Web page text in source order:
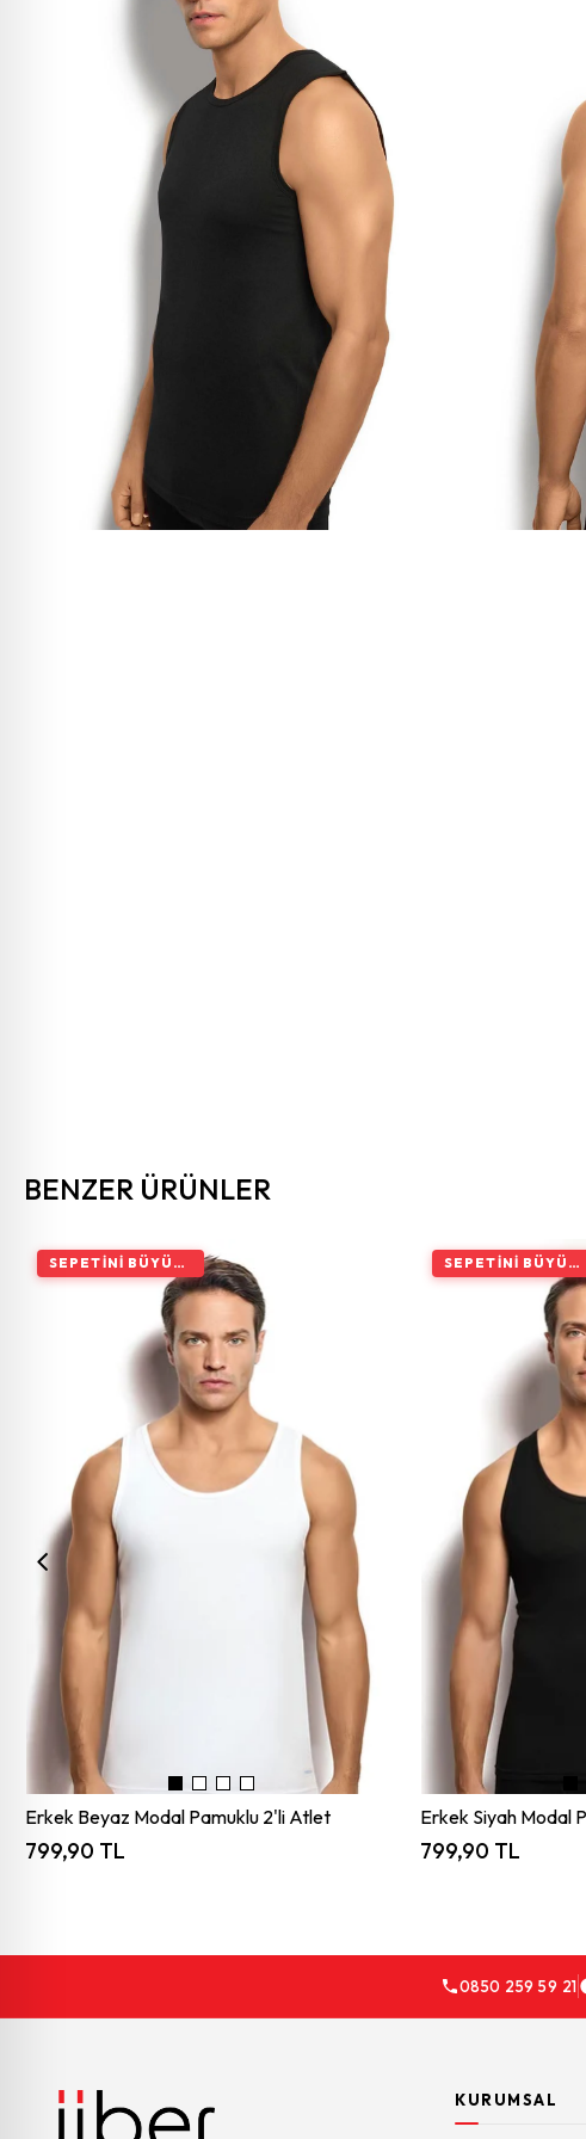
BENZER ÜRÜNLER
Erkek Beyaz Modal Pamuklu 2'li Atlet
799,90 TL
SEPETINI BÜYÜT, İNDIRIMI ARTIR
Erkek Siyah Modal
799,90 TL
SEPETINI BÜYÜT, İNDIRIMI ARTIR
0850 259 59 21
KURUMSAL